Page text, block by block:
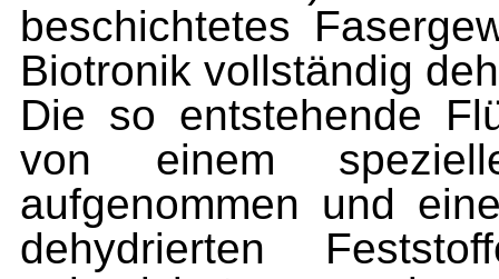
beschichtetes
Biotronik vollständig
Die so entstehende
von einem
aufgenommen und
dehydrierten